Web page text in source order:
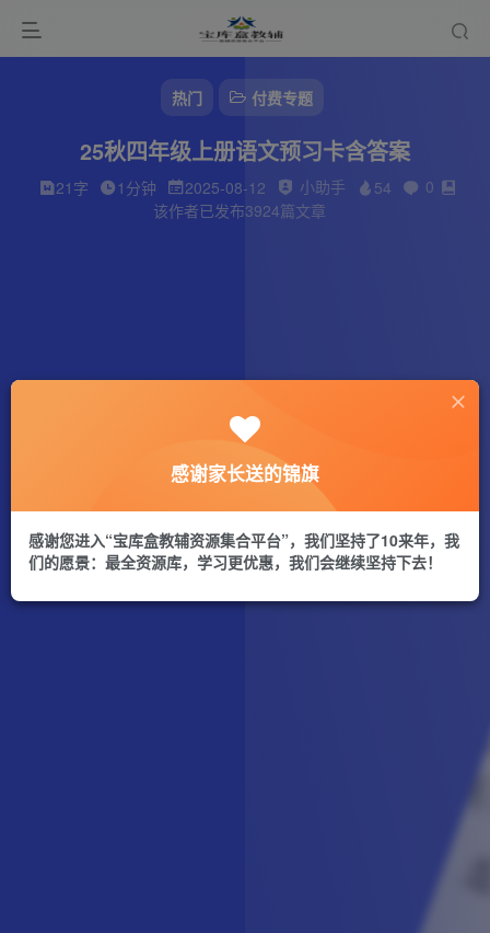
热门 付费专题
25秋四年级上册语文预习卡含答案
21字 1分钟 2025-08-12 小助手 54
0
该作者已发布3924篇文章
感谢家长送的锦旗
感谢您进入“宝库盒教辅资源集合平台”，我们坚持了10来年，我
们的愿景：最全资源库，学习更优惠，我们会继续坚持下去！